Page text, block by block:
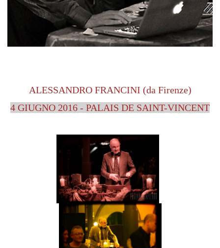
ALESSANDRO FRANCINI (da Firenze)
4 GIUGNO 2016 - PALAIS DE SAINT-VINCENT